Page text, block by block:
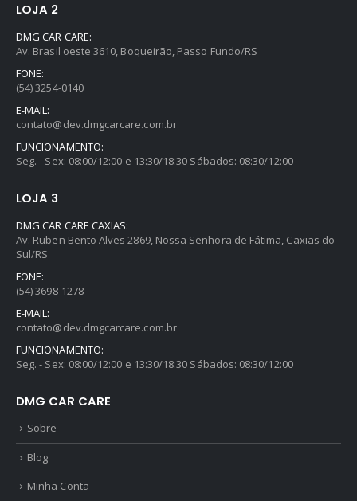
LOJA 2
DMG CAR CARE:
Av. Brasil oeste 3610, Boqueirão, Passo Fundo/RS
FONE:
(54) 3254-0140
E-MAIL:
contato@dev.dmgcarcare.com.br
FUNCIONAMENTO:
Seg. - Sex: 08:00/12:00 e 13:30/18:30 Sábados: 08:30/12:00
LOJA 3
DMG CAR CARE CAXIAS:
Av. Ruben Bento Alves 2869, Nossa Senhora de Fátima, Caxias do
Sul/RS
FONE:
(54) 3698-1278
E-MAIL:
contato@dev.dmgcarcare.com.br
FUNCIONAMENTO:
Seg. - Sex: 08:00/12:00 e 13:30/18:30 Sábados: 08:30/12:00
DMG CAR CARE
Sobre
Blog
Minha Conta